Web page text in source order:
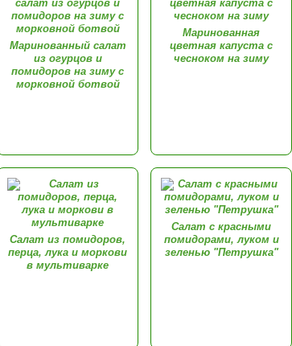
Маринованный салат
из огурцов и
помидоров на зиму с
морковной ботвой
Маринованная
цветная капуста с
чесноком на зиму
Салат из помидоров,
перца, лука и моркови
в мультиварке
Салат с красными
помидорами, луком и
зеленью "Петрушка"